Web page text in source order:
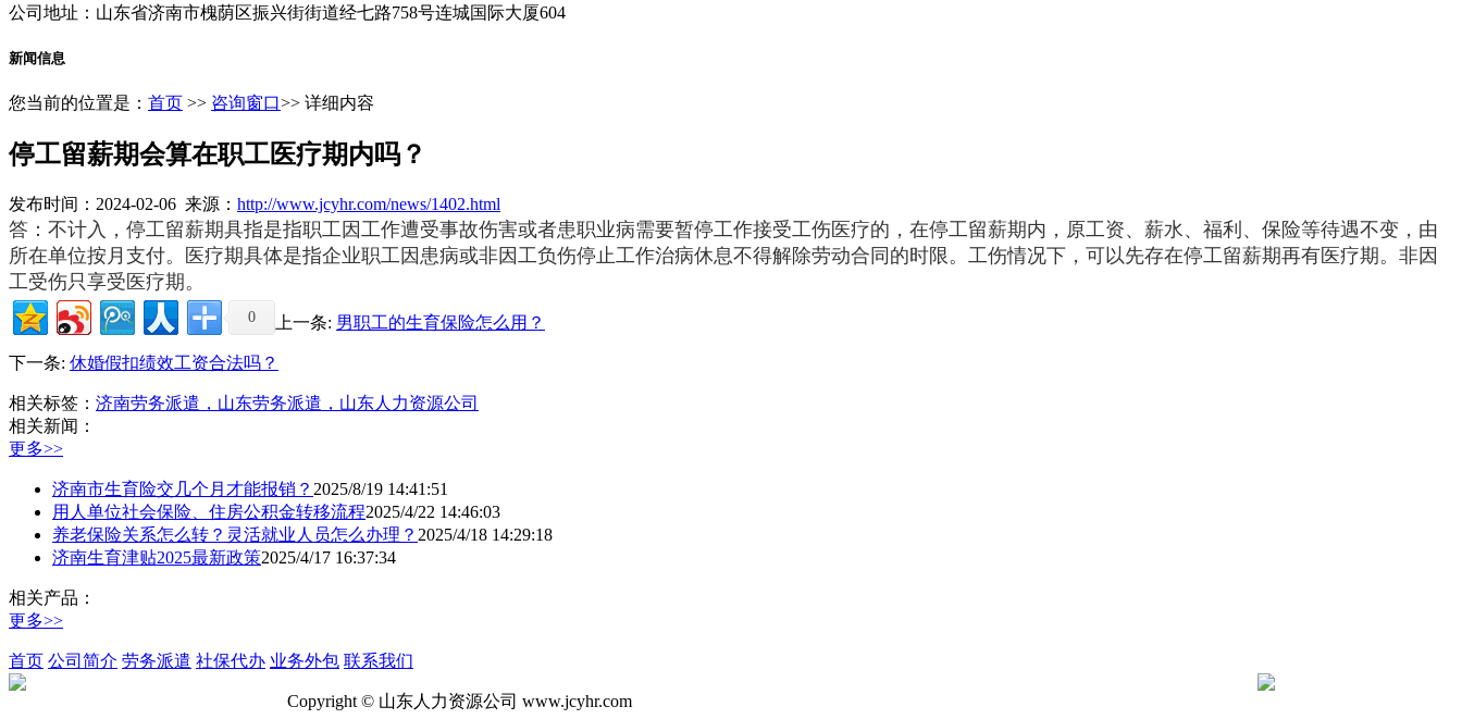
公司地址：山东省济南市槐荫区振兴街街道经七路758号连城国际大厦604
新闻信息
您当前的位置是： 首页 >> 咨询窗口>> 详细内容
停工留薪期会算在职工医疗期内吗？
发布时间：2024-02-06 来源： http://www.jcyhr.com/news/1402.html
答：不计入，停工留薪期具指是指职工因工作遭受事故伤害或者患职业病需要暂停工作接受工伤医疗的，在停工留薪期内，原工资、薪水、福利、保险等待遇不变，由
所在单位按月支付。医疗期具体是指企业职工因患病或非因工负伤停止工作治病休息不得解除劳动合同的时限。 工伤情况下，可以先存在停工留薪期再有医疗期。非因
工受伤只享受医疗期。
0 上一条: 男职工的生育保险怎么用？
下一条: 休婚假扣绩效工资合法吗？
相关标签： 济南劳务派遣，山东劳务派遣，山东人力资源公司
相关新闻：
更多>>
济南市生育险交几个月才能报销？ 2025/8/19 14:41:51
用人单位社会保险、住房公积金转移流程2025/4/22 14:46:03
养老保险关系怎么转？灵活就业人员怎么办理？ 2025/4/18 14:29:18
济南生育津贴2025最新政策2025/4/17 16:37:34
相关产品：
更多>>
首页 公司简介 劳务派遣 社保代办 业务外包 联系我们
Copyright © 山东人力资源公司 www.jcyhr.com